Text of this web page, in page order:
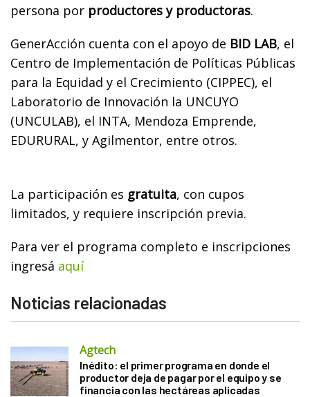
persona por productores y productoras.
GenerAcción cuenta con el apoyo de BID LAB, el
Centro de Implementación de Políticas Públicas
para la Equidad y el Crecimiento (CIPPEC), el
Laboratorio de Innovación la UNCUYO
(UNCULAB), el INTA, Mendoza Emprende,
EDURURAL, y Agilmentor, entre otros.
La participación es gratuita, con cupos
limitados, y requiere inscripción previa.
Para ver el programa completo e inscripciones
ingresá aquí
Noticias relacionadas
Agtech
Inédito: el primer programa en donde el
productor deja de pagar por el equipo y se
financia con las hectáreas aplicadas